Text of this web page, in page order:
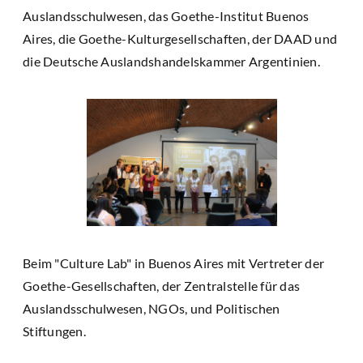
Auslandsschulwesen, das Goethe-Institut Buenos
Aires, die Goethe-Kulturgesellschaften, der DAAD und
die Deutsche Auslandshandelskammer Argentinien.
Beim "Culture Lab" in Buenos Aires mit Vertreter der
Goethe-Gesellschaften, der Zentralstelle für das
Auslandsschulwesen, NGOs, und Politischen
Stiftungen.